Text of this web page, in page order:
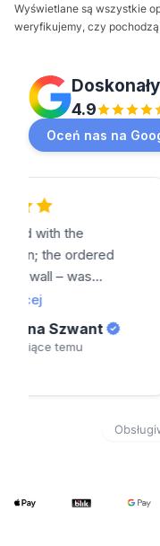
Wyświetlane są wszystkie
weryfikujemy, czy